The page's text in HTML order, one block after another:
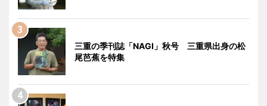
三重の季刊誌「NAGI」秋号 三重県出身の松
尾芭蕉を特集